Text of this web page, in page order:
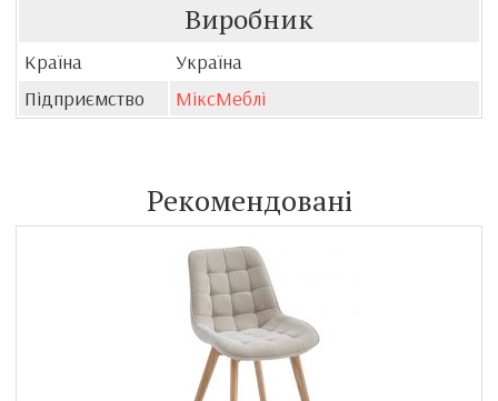
Виробник
Країна
Україна
Підприємство
МіксМеблі
Рекомендовані